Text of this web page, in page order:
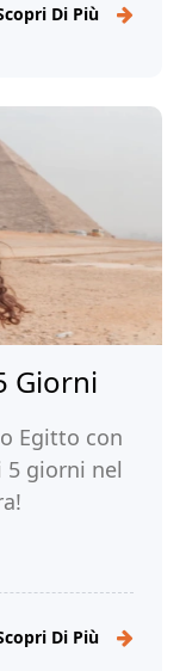
Di Più
Giorni
Egitto con
5 giorni nel
Di Più